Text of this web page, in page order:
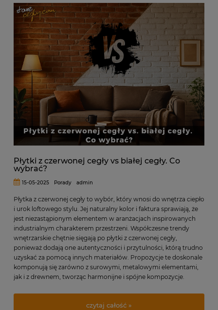
Płytki z czerwonej cegły vs białej cegły. Co
wybrać?
15-05-2025 Porady admin
Płytka z czerwonej cegły to wybór, który wnosi do wnętrza ciepło
i urok loftowego stylu. Jej naturalny kolor i faktura sprawiają, że
jest niezastąpionym elementem w aranżacjach inspirowanych
industrialnym charakterem przestrzeni. Współczesne trendy
wnętrzarskie chętnie sięgają po płytki z czerwonej cegły,
ponieważ dodają one autentyczności i przytulności, którą trudno
uzyskać za pomocą innych materiałów. Propozycje te doskonale
komponują się zarówno z surowymi, metalowymi elementami,
jak i z drewnem, tworząc harmonijne i spójne kompozycje.
ostateczny charakter pomieszczenia, a płytki z czerwonej cegły
zapewniają wyjątkowy klimat.czytaj całość »